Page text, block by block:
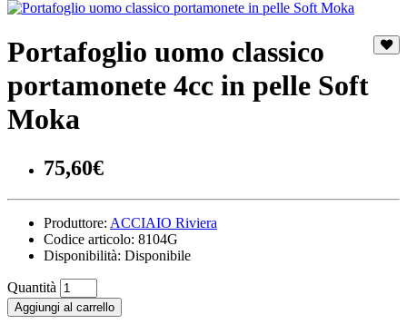
Portafoglio uomo classico
portamonete 4cc in pelle Soft
Moka
75,60€
Produttore: ACCIAIO Riviera
Codice articolo: 8104G
Disponibilità: Disponibile
Quantità
Aggiungi al carrello